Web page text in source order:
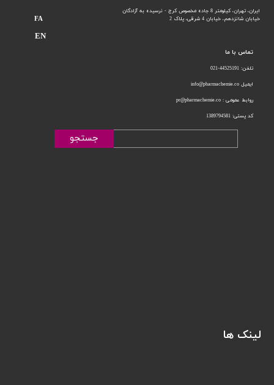
تماس با ما
تلفن: 44525191-021
ایمیل info@pharmachemie.co
روابط عمومی : pr@pharmachemie.co
کد پستی: 1389794581
ایران، تهران، کیلومتر 8 جاده مخصوص کرج - نرسیده به آزادگان
خیابان شانزدهم، خیابان 4 شرقی، پلاک 2
جستجو
لینک ها
FA